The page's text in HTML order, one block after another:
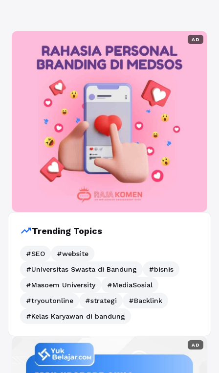
AD
trending_upTrending Topics
#SEO
#website
#Universitas Swasta di Bandung
#bisnis
#Masoem University
#MediaSosial
#tryoutonline
#strategi
#Backlink
#Kelas Karyawan di bandung
AD